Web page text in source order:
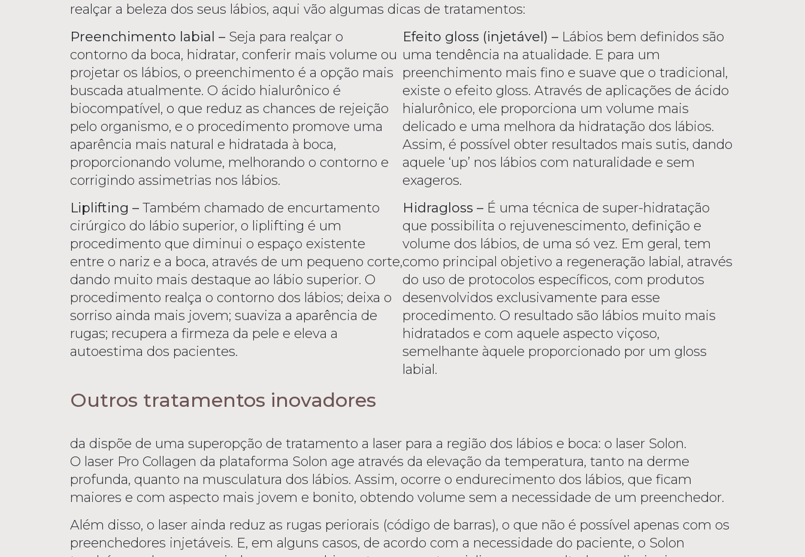
realçar a beleza dos seus lábios, aqui vão algumas dicas de tratamentos:
Preenchimento labial – Seja para realçar o
contorno da boca, hidratar, conferir mais volume ou
projetar os lábios, o preenchimento é a opção mais
buscada atualmente. O ácido hialurônico é
biocompatível, o que reduz as chances de rejeição
pelo organismo, e o procedimento promove uma
aparência mais natural e hidratada à boca,
proporcionando volume, melhorando o contorno e
corrigindo assimetrias nos lábios.
Liplifting – Também chamado de encurtamento
cirúrgico do lábio superior, o liplifting é um
procedimento que diminui o espaço existente
entre o nariz e a boca, através de um pequeno corte,
dando muito mais destaque ao lábio superior. O
procedimento realça o contorno dos lábios; deixa o
sorriso ainda mais jovem; suaviza a aparência de
rugas; recupera a firmeza da pele e eleva a
autoestima dos pacientes.
Efeito gloss (injetável) – Lábios bem definidos são
uma tendência na atualidade. E para um
preenchimento mais fino e suave que o tradicional,
existe o efeito gloss. Através de aplicações de ácido
hialurônico, ele proporciona um volume mais
delicado e uma melhora da hidratação dos lábios.
Assim, é possível obter resultados mais sutis, dando
aquele ‘up’ nos lábios com naturalidade e sem
exageros.
Hidragloss – É uma técnica de super-hidratação
que possibilita o rejuvenescimento, definição e
volume dos lábios, de uma só vez. Em geral, tem
como principal objetivo a regeneração labial, através
do uso de protocolos específicos, com produtos
desenvolvidos exclusivamente para esse
procedimento. O resultado são lábios muito mais
hidratados e com aquele aspecto viçoso,
semelhante àquele proporcionado por um gloss
labial.
Outros tratamentos inovadores
da dispõe de uma superopção de tratamento a laser para a região dos lábios e boca: o laser Solon.
O laser Pro Collagen da plataforma Solon age através da elevação da temperatura, tanto na derme
profunda, quanto na musculatura dos lábios. Assim, ocorre o endurecimento dos lábios, que ficam
maiores e com aspecto mais jovem e bonito, obtendo volume sem a necessidade de um preenchedor.
Além disso, o laser ainda reduz as rugas periorais (código de barras), o que não é possível apenas com os
preenchedores injetáveis. E, em alguns casos, de acordo com a necessidade do paciente, o Solon